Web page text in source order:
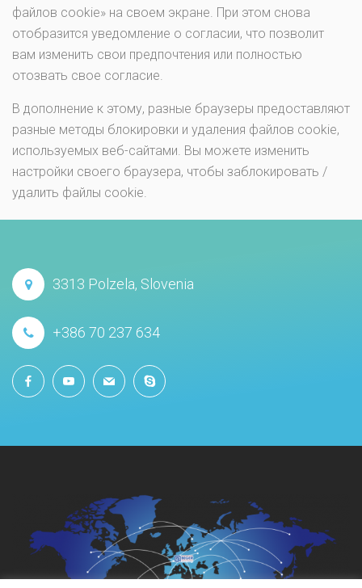
файлов cookie» на своем экране. При этом снова
отобразится уведомление о согласии, что позволит
вам изменить свои предпочтения или полностью
отозвать свое согласие.
В дополнение к этому, разные браузеры предоставляют
разные методы блокировки и удаления файлов cookie,
используемых веб-сайтами. Вы можете изменить
настройки своего браузера, чтобы заблокировать /
удалить файлы cookie.
3313 Polzela, Slovenia
+386 70 237 634